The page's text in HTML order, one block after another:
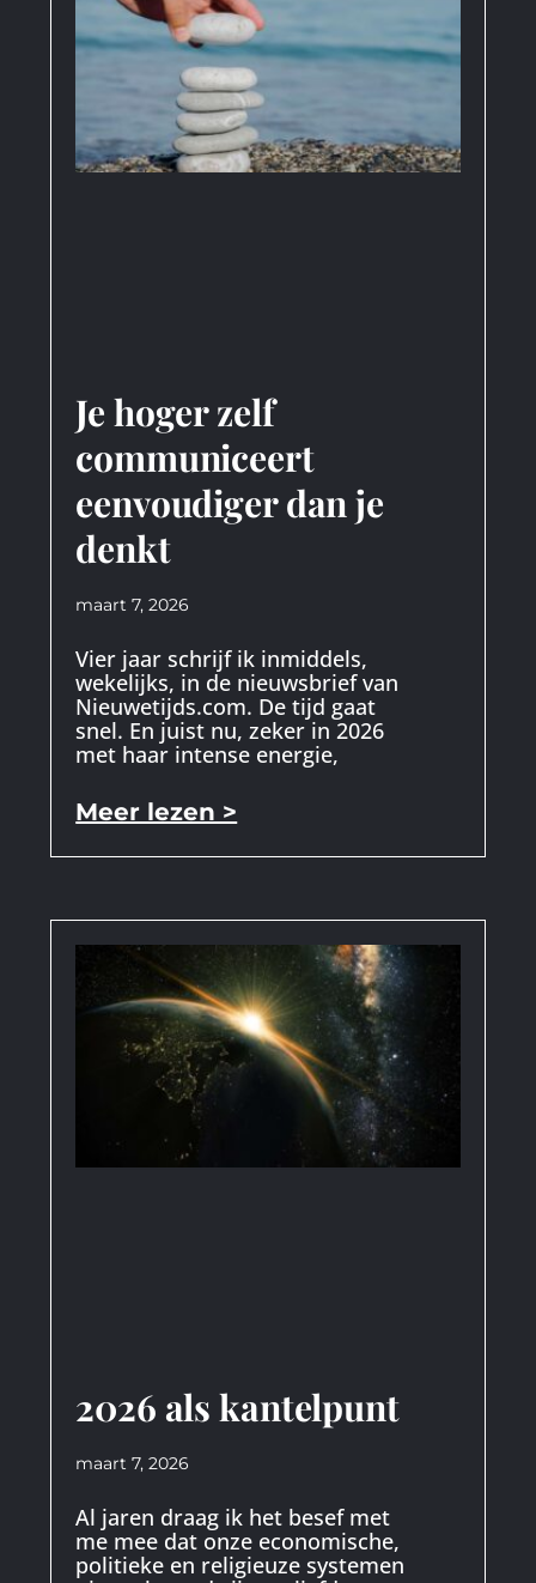
Je hoger zelf
communiceert
eenvoudiger dan je
denkt
maart 7, 2026
Vier jaar schrijf ik inmiddels,
wekelijks, in de nieuwsbrief van
Nieuwetijds.com. De tijd gaat
snel. En juist nu, zeker in 2026
met haar intense energie,
Meer lezen >
2026 als kantelpunt
maart 7, 2026
Al jaren draag ik het besef met
me mee dat onze economische,
politieke en religieuze systemen